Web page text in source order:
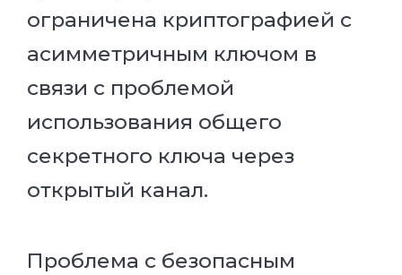
ограничена криптографией с
асимметричным ключом в
связи с проблемой
использования общего
секретного ключа через
открытый канал.
Проблема c безопасным